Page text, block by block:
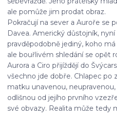
ale pomůže jim prodat obraz.
Pokračují na sever a Auroře se
Davea. Americký důstojník,
pravděpodobně jediný, koho
ale bouřlivém shledání se opět
Aurora a Ciro přijíždějí do
všechno jde dobře. Chlapec po
matku unavenou,
odlišnou od jejího prvního
své obvazy. Realita může tedy